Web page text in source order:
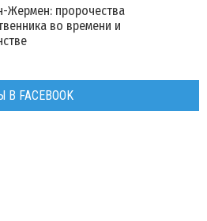
Жермен: пророчества
во времени и
В FACEBOOK